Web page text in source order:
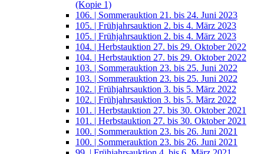
(Kopie 1)
106. | Sommerauktion 21. bis 24. Juni 2023
105. | Frühjahrsauktion 2. bis 4. März 2023
105. | Frühjahrsauktion 2. bis 4. März 2023
104. | Herbstauktion 27. bis 29. Oktober 2022
104. | Herbstauktion 27. bis 29. Oktober 2022
103. | Sommerauktion 23. bis 25. Juni 2022
103. | Sommerauktion 23. bis 25. Juni 2022
102. | Frühjahrsauktion 3. bis 5. März 2022
102. | Frühjahrsauktion 3. bis 5. März 2022
101. | Herbstauktion 27. bis 30. Oktober 2021
101. | Herbstauktion 27. bis 30. Oktober 2021
100. | Sommerauktion 23. bis 26. Juni 2021
100. | Sommerauktion 23. bis 26. Juni 2021